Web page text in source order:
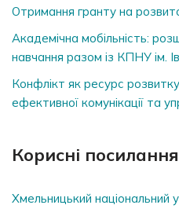
Отримання гранту на
Академічна мобільність:
навчання разом із КПНУ ім.
Конфлікт як ресурс
ефективної комунікації та
Корисні посилання
Хмельницький національний